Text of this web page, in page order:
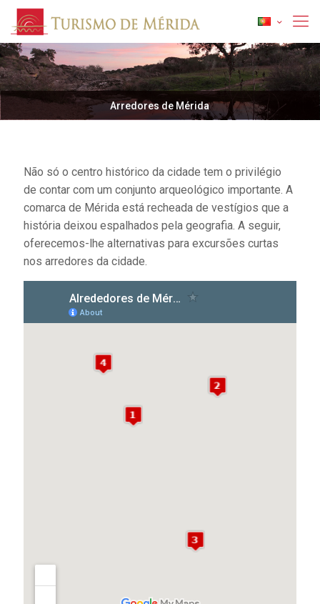
Arredores de Mérida
Não só o centro histórico da cidade tem o privilégio
de contar com um conjunto arqueológico importante. A
comarca de Mérida está recheada de vestígios que a
história deixou espalhados pela geografia. A seguir,
oferecemos-lhe alternativas para excursões curtas
nos arredores da cidade.